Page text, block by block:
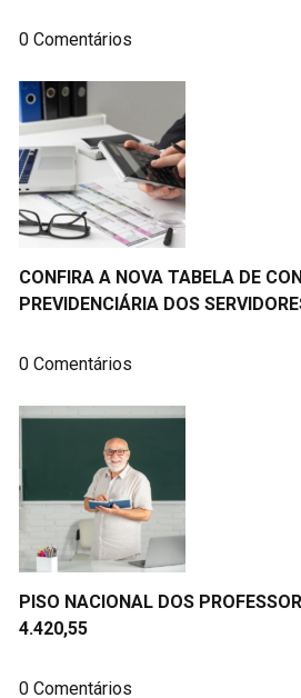
0 Comentários
CONFIRA A NOVA TABELA DE
PREVIDENCIÁRIA DOS
0 Comentários
PISO NACIONAL DOS
4.420,55
0 Comentários